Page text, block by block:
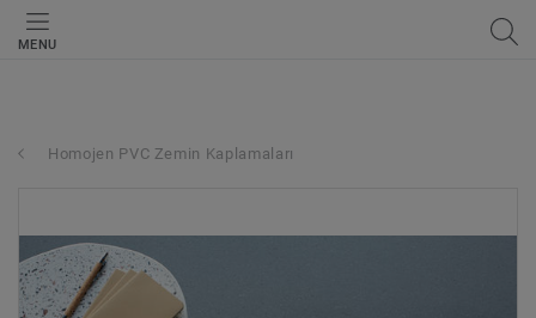
MENU
Homojen PVC Zemin Kaplamaları